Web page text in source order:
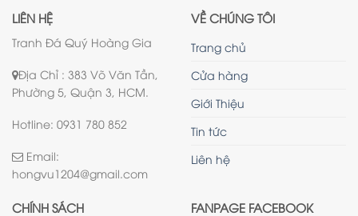
LIÊN HỆ
Tranh Đá Quý Hoàng Gia
Địa Chỉ : 383 Võ Văn Tần,
Phường 5, Quận 3, HCM.
Hotline: 0931 780 852
Email:
hongvu1204@gmail.com
VỀ CHÚNG TÔI
Trang chủ
Cửa hàng
Giới Thiệu
Tin tức
Liên hệ
CHÍNH SÁCH FANPAGE FACEBOOK